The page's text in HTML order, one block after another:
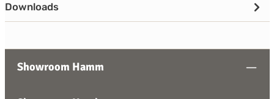
Downloads
Showroom Hamm